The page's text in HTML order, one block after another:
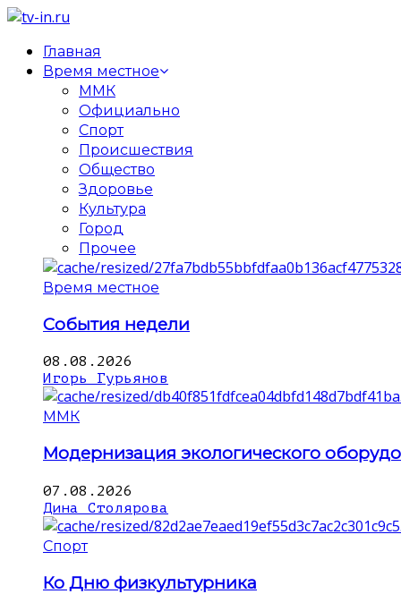
Главная
Время местное
ММК
Официально
Спорт
Происшествия
Общество
Здоровье
Культура
Город
Прочее
Время местное
События недели
08.08.2026
Игорь Гурьянов
ММК
Модернизация экологического
07.08.2026
Дина Столярова
Спорт
Ко Дню физкультурника